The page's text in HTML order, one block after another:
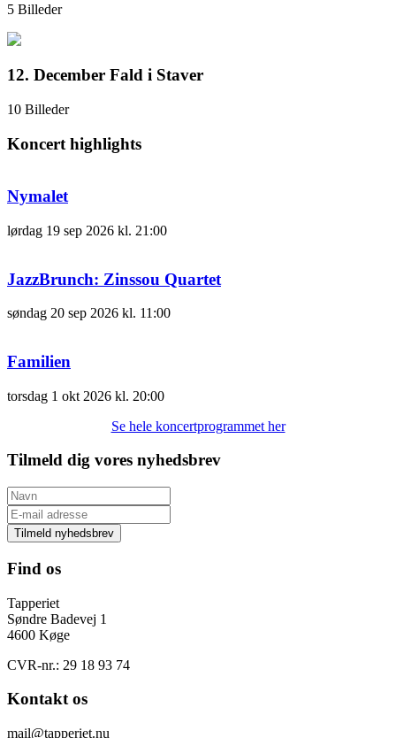
5 Billeder
12. December Fald i Staver
10 Billeder
Koncert highlights
Nymalet
lørdag 19 sep 2026 kl. 21:00
JazzBrunch: Zinssou Quartet
søndag 20 sep 2026 kl. 11:00
Familien
torsdag 1 okt 2026 kl. 20:00
Se hele koncertprogrammet her
Tilmeld dig vores nyhedsbrev
Tilmeld nyhedsbrev
Find os
Tapperiet
Søndre Badevej 1
4600 Køge
CVR-nr.: 29 18 93 74
Kontakt os
mail@tapperiet.nu